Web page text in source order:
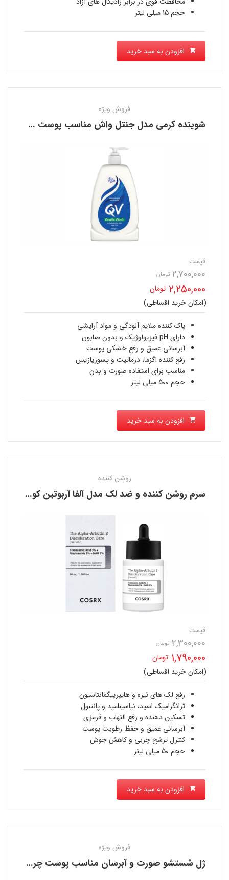
حجم 15 میلی لیتر
افزودن به سبد خرید
فروش ویژه
شوینده کرمی مدل جنتل واش مناسب پوست خشک کیو وی QV
قیمت
2,700,000 تومان
اصلی
2,700,000 تومان
بود.
2,250,000 تومان
قیمت
فعلی
2,250,000 تومان
است.
(امکان خرید اقساطی)
پاک کننده ملایم آلودگی و مواد آرایشی
دارای pH فیزیولوژیک و بدون صابون
آبرسانی عمیق و رفع خشکی پوست
رفع کننده اگزما، درماتیت و پسوریازیس
مناسب برای استفاده صورت و بدن
حجم 500 میلی لیتر
افزودن به سبد خرید
روشن کننده
سرم روشن کننده و ضد لک مدل آلفا آربوتین کوزارکس COSRX
قیمت
2,300,000 تومان
اصلی
2,300,000 تومان
بود.
1,790,000 تومان
قیمت
فعلی
1,790,000 تومان
است.
(امکان خرید اقساطی)
رفع لک های تیره و هایپرپیگمانتاسیون
ترانگزامیک اسید، نیاسینامید و پانتنول
تسکین دهنده و رفع التهاب و قرمزی
آبرسانی عمیق و حفظ رطوبت پوست
کنترل ترشح چربی و کاهش جوش
حجم 50 میلی لیتر
افزودن به سبد خرید
فروش ویژه
ژل شستشو صورت و آبرسان مناسب پوست چرب سیمپل SIMPLE